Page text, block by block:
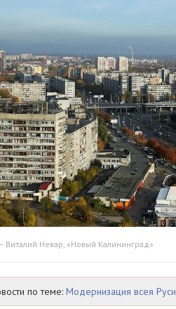
Виталий Невар, «Новый Калининград»
по теме: Модернизация всея Руси